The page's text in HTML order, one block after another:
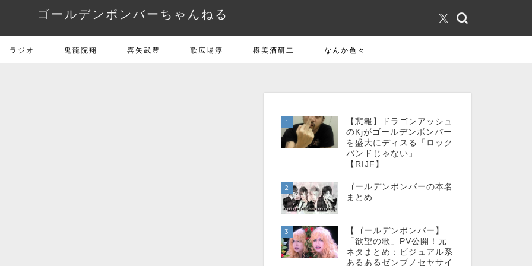
ゴールデンボンバーちゃんねる
ラジオ 鬼龍院翔 喜矢武豊 歌広場淳 樽美酒研二 なんか色々
1
【悲報】ドラゴンアッシュ
のKjがゴールデンボンバー
を盛大にディスる「ロック
バンドじゃない」
【RIJF】
2
ゴールデンボンバーの本名
まとめ
3
【ゴールデンボンバー】
「欲望の歌」PV公開！元
ネタまとめ：ビジュアル系
あるあるゼンブノセヤサイ